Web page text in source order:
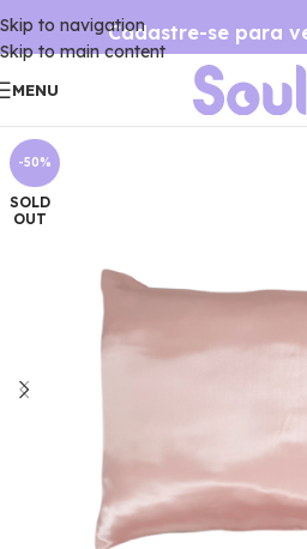
Skip to navigation
Skip to main content
Cadastre-se para
MENU
-50%
SOLD
OUT